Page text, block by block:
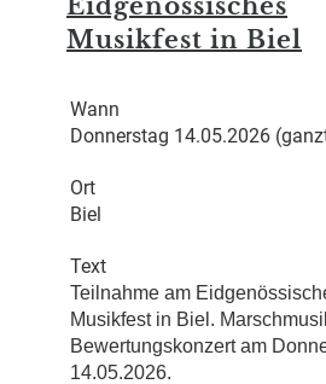
Musikfest in Biel
Wann
Donnerstag 14.05.2026
Ort
Biel
Text
Teilnahme am
Musikfest in Biel.
Bewertungskonzert am
14.05.2026.